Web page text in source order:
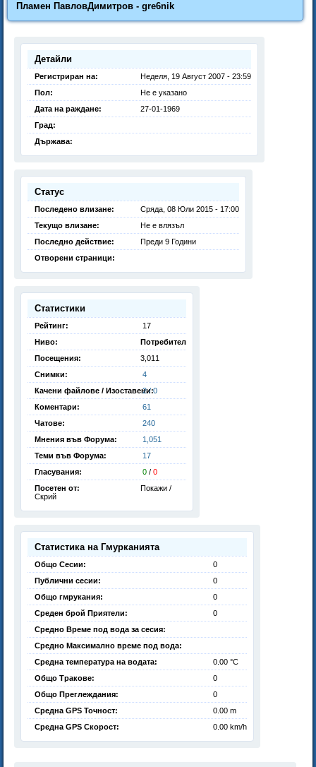
Пламен ПавловДимитров - gre6nik
Детайли
Регистриран на:
Неделя, 19 Август 2007 - 23:59
Пол:
Не е указано
Дата на раждане:
27-01-1969
Град:
Държава:
Статус
Последено влизане:
Сряда, 08 Юли 2015 - 17:00
Текущо влизане:
Не е влязъл
Последно действие:
Преди 9 Години
Отворени страници:
Статистики
Рейтинг:
17
Ниво:
Потребител
Посещения:
3,011
Снимки:
4
Качени файлове / Изоставени:
2 / 0
Коментари:
61
Чатове:
240
Мнения във Форума:
1,051
Теми във Форума:
17
Гласувания:
0 / 0
Посетен от:
Покажи /
Скрий
Статистика на Гмурканията
Общо Сесии:
0
Публични сесии:
0
Общо гмрукания:
0
Среден брой Приятели:
0
Средно Време под вода за сесия:
Средно Максимално време под вода:
Средна температура на водата:
0.00 °C
Общо Тракове:
0
Общо Преглеждания:
0
Средна GPS Точност:
0.00 m
Средна GPS Скорост:
0.00 km/h